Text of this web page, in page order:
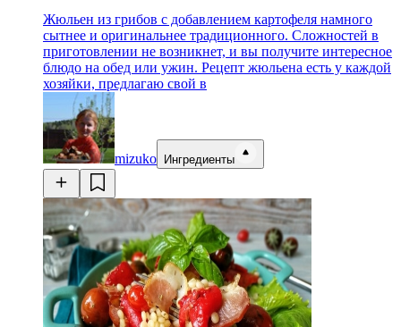
Жюльен из грибов с добавлением картофеля намного
сытнее и оригинальнее традиционного. Сложностей в
приготовлении не возникнет, и вы получите интересное
блюдо на обед или ужин. Рецепт жюльена есть у каждой
хозяйки, предлагаю свой в
mizuko Ингредиенты